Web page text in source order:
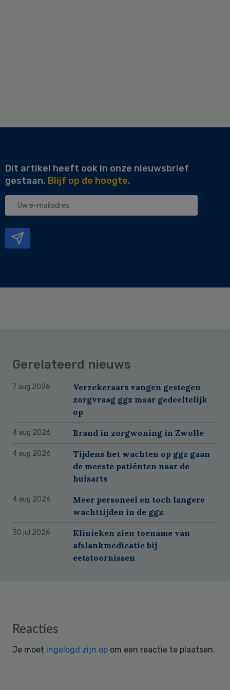
Dit artikel heeft ook in onze nieuwsbrief
gestaan. Blijf op de hoogte.
Uw
Gerelateerd nieuws
7 aug 2026
Verzekeraars vangen gestegen
zorgvraag ggz maar gedeeltelijk
op
4 aug 2026 Brand in zorgwoning in Zwolle
4 aug 2026
Tijdens het wachten op ggz gaan
de meeste patiënten naar de
huisarts
4 aug 2026
Meer personeel en toch langere
wachttijden in de ggz
30 jul 2026
Klinieken zien toename van
afslankmedicatie bij
eetstoornissen
Reader
Reacties
Je moet ingelogd zijn op om een reactie te plaatsen.